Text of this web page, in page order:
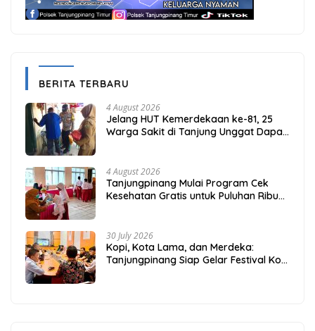
BERITA TERBARU
4 August 2026
Jelang HUT Kemerdekaan ke-81, 25
Warga Sakit di Tanjung Unggat Dapat
4 August 2026
Tanjungpinang Mulai Program Cek
Kesehatan Gratis untuk Puluhan Ribu
30 July 2026
Kopi, Kota Lama, dan Merdeka:
Tanjungpinang Siap Gelar Festival Kopi